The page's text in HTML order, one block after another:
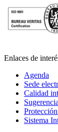
Enlaces de
Agenda
Sede
Calidad
Sistema